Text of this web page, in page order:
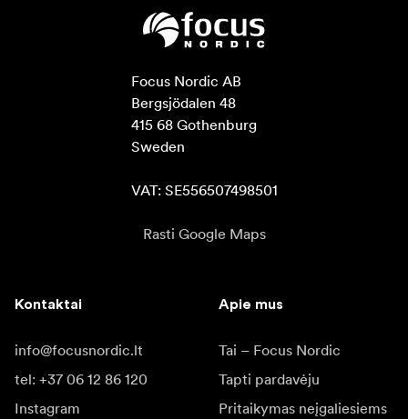
Focus Nordic AB
Bergsjödalen 48
415 68 Gothenburg
Sweden
VAT: SE556507498501
Rasti Google Maps
Kontaktai
info@focusnordic.lt
tel: +37 06 12 86 120
Instagram
Apie mus
Tai – Focus Nordic
Tapti pardavėju
Pritaikymas neįgaliesiems